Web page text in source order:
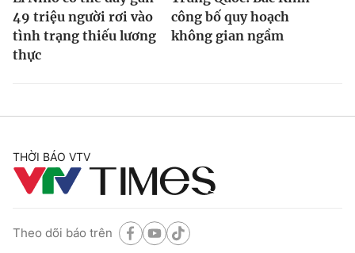
49 triệu người rơi vào
tình trạng thiếu lương
thực
công bố quy hoạch
không gian ngầm
THỜI BÁO VTV
Theo dõi báo trên